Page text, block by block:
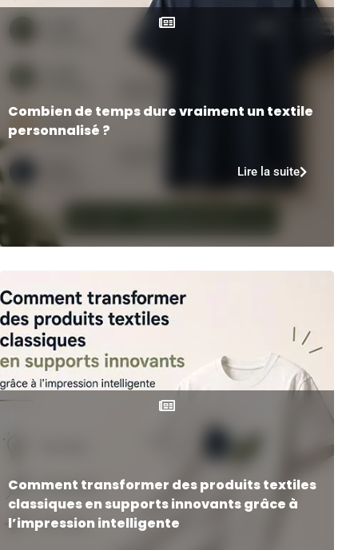
Combien de temps dure vraiment un textile
personnalisé ?
Lire la suite
Comment transformer des produits textiles
classiques en supports innovants grâce à
l’impression intelligente